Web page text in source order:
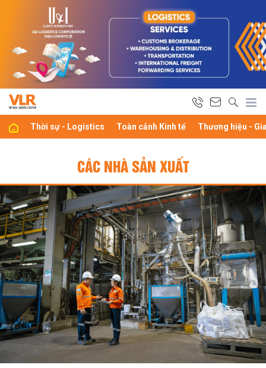
Thời sự - Logistics Toàn cảnh Kinh tế Thương hiệu -
CÁC NHÀ SẢN XUẤT